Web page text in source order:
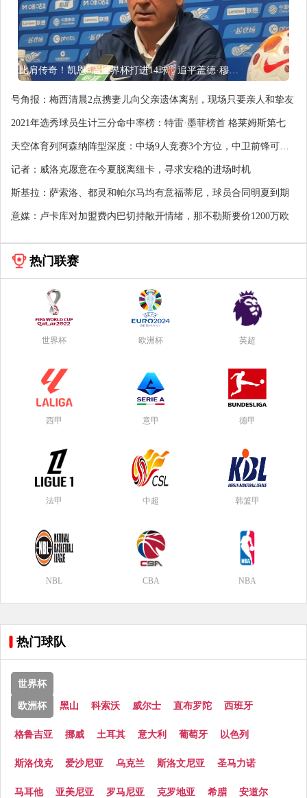
比肩传奇！凯恩3届世界杯打进14球，追平盖德·穆勒并排前史第5
号角报：梅西清晨2点携妻儿向父亲遗体离别，现场只要亲人和挚友
2021年选秀球员生计三分命中率榜：特雷·墨菲榜首 格莱姆斯第七
天空体育列阿森纳阵型深度：中场9人竞赛3个方位，中卫前锋可加
记者：威洛克愿意在今夏脱离纽卡，寻求安稳的进场时机
斯基拉：萨索洛、都灵和帕尔马均有意福蒂尼，球员合同明夏到期
意媒：卢卡库对加盟费内巴切持敞开情绪，那不勒斯要价1200万欧
热门联赛
世界杯 欧洲杯 英超
西甲 意甲 德甲
法甲 中超 韩篮甲
NBL CBA NBA
热门球队
世界杯
欧洲杯 黑山 科索沃 威尔士 直布罗陀 西班牙
格鲁吉亚 挪威 土耳其 意大利 葡萄牙 以色列
斯洛伐克 爱沙尼亚 乌克兰 斯洛文尼亚 圣马力诺
马耳他 亚美尼亚 罗马尼亚 克罗地亚 希腊 安道尔